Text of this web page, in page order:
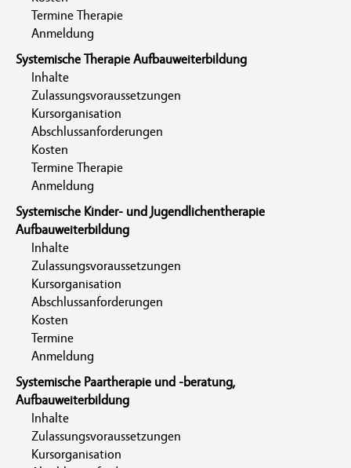
Termine Therapie
Anmeldung
Systemische Therapie Aufbauweiterbildung
Inhalte
Zulassungsvoraussetzungen
Kursorganisation
Abschlussanforderungen
Kosten
Termine Therapie
Anmeldung
Systemische Kinder- und Jugendlichentherapie
Aufbauweiterbildung
Inhalte
Zulassungsvoraussetzungen
Kursorganisation
Abschlussanforderungen
Kosten
Termine
Anmeldung
Systemische Paartherapie und -beratung,
Aufbauweiterbildung
Inhalte
Zulassungsvoraussetzungen
Kursorganisation